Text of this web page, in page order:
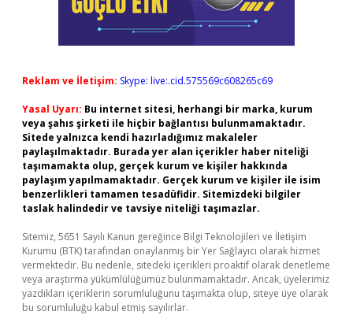
Reklam ve İletişim: Skype: live:.cid.575569c608265c69
Yasal Uyarı: Bu internet sitesi, herhangi bir marka, kurum
veya şahıs şirketi ile hiçbir bağlantısı bulunmamaktadır.
Sitede yalnızca kendi hazırladığımız makaleler
paylaşılmaktadır. Burada yer alan içerikler haber niteliği
taşımamakta olup, gerçek kurum ve kişiler hakkında
paylaşım yapılmamaktadır. Gerçek kurum ve kişiler ile isim
benzerlikleri tamamen tesadüfidir. Sitemizdeki bilgiler
taslak halindedir ve tavsiye niteliği taşımazlar.
Sitemiz, 5651 Sayılı Kanun gereğince Bilgi Teknolojileri ve İletişim
Kurumu (BTK) tarafından onaylanmış bir Yer Sağlayıcı olarak hizmet
vermektedir. Bu nedenle, sitedeki içerikleri proaktif olarak denetleme
veya araştırma yükümlülüğümüz bulunmamaktadır. Ancak, üyelerimiz
yazdıkları içeriklerin sorumluluğunu taşımakta olup, siteye üye olarak
bu sorumluluğu kabul etmiş sayılırlar.